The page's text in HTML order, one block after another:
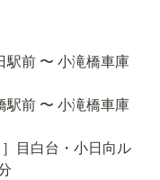
駅前 〜 小滝橋車庫
駅前 〜 小滝橋車庫
目白台・小日向ル